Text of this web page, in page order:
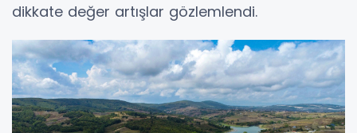
dikkate değer artışlar gözlemlendi.